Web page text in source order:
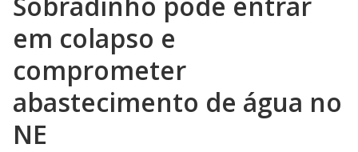
em colapso e
comprometer
abastecimento de água no
NE